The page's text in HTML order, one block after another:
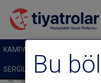
Bu
KAMPANYALI BİLETLER
SERGİLER
GALERİLER
Anasayfa